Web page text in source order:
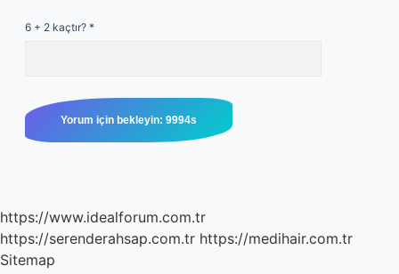
6 + 2 kaçtır? *
https://www.idealforum.com.tr
https://serenderahsap.com.tr https://medihair.com.tr
Sitemap